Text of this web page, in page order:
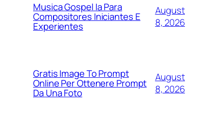
Musica Gospel Ia Para
Compositores Iniciantes E
Experientes
August
8, 2026
Gratis Image To Prompt
Online Per Ottenere Prompt
Da Una Foto
August
8, 2026